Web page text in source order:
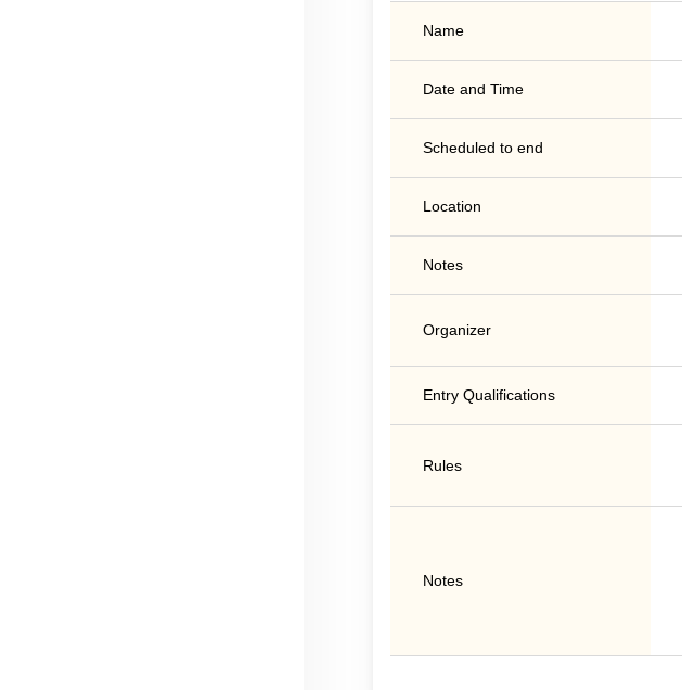
Name
Date and Time
Scheduled to end
Location
Notes
Organizer
Entry Qualifications
Rules
Notes